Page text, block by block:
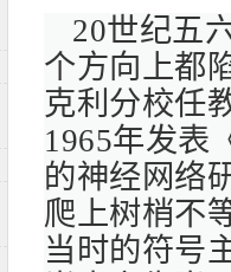
20世纪五
个方向上都
克利分校任
1965年发表
的神经网络
爬上树梢不
当时的符号